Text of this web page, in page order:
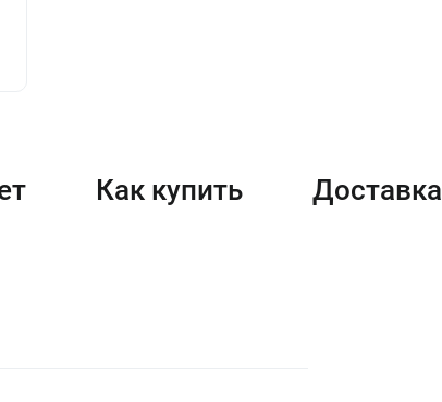
Как купить Доставка